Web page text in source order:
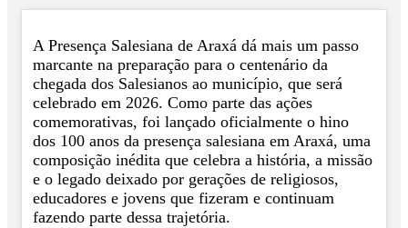
A Presença Salesiana de Araxá dá mais um passo
marcante na preparação para o centenário da
chegada dos Salesianos ao município, que será
celebrado em 2026. Como parte das ações
comemorativas, foi lançado oficialmente o hino
dos 100 anos da presença salesiana em Araxá, uma
composição inédita que celebra a história, a missão
e o legado deixado por gerações de religiosos,
educadores e jovens que fizeram e continuam
fazendo parte dessa trajetória.